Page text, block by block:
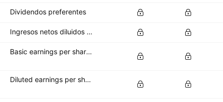
Dividendos preferentes
Ingresos netos diluidos disponibles para los accionistas ordinarios
Basic earnings per share (basic EPS)
Diluted earnings per share (diluted EPS)